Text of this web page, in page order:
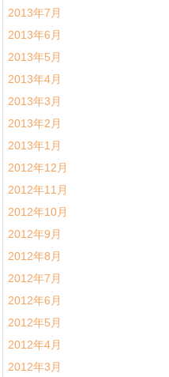
2013年7月
2013年6月
2013年5月
2013年4月
2013年3月
2013年2月
2013年1月
2012年12月
2012年11月
2012年10月
2012年9月
2012年8月
2012年7月
2012年6月
2012年5月
2012年4月
2012年3月